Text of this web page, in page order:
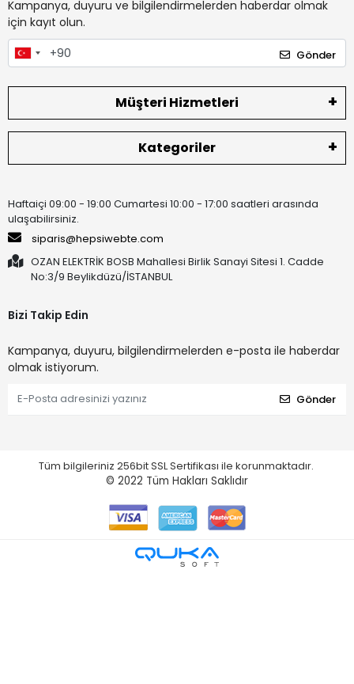
Kampanya, duyuru ve bilgilendirmelerden haberdar olmak
için kayıt olun.
Gönder
Müşteri Hizmetleri
Kategoriler
Haftaiçi 09:00 - 19:00 Cumartesi 10:00 - 17:00 saatleri arasında
ulaşabilirsiniz.
siparis@hepsiwebte.com
OZAN ELEKTRİK BOSB Mahallesi Birlik Sanayi Sitesi 1. Cadde
No:3/9 Beylikdüzü/İSTANBUL
Bizi Takip Edin
Kampanya, duyuru, bilgilendirmelerden e-posta ile haberdar
olmak istiyorum.
Gönder
Tüm bilgileriniz 256bit SSL Sertifikası ile korunmaktadır.
© 2022 Tüm Hakları Saklıdır